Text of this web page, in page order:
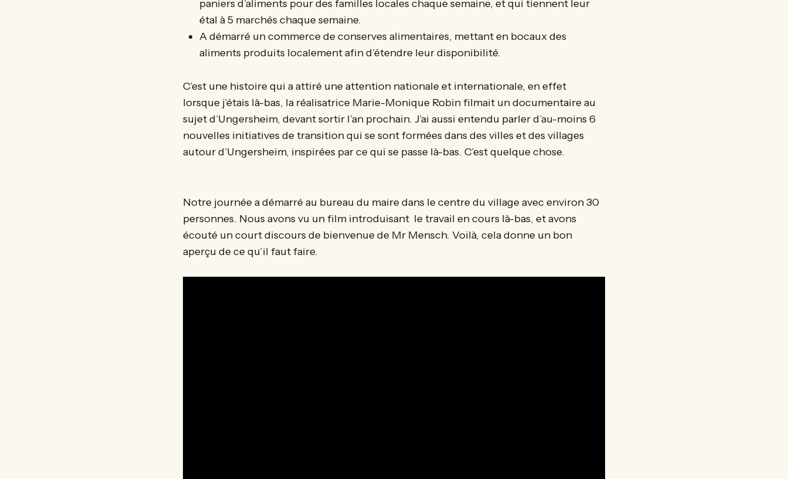
paniers d’aliments pour des familles locales chaque semaine, et qui tiennent leur
étal à 5 marchés chaque semaine.
A démarré un commerce de conserves alimentaires, mettant en bocaux des
aliments produits localement afin d’étendre leur disponibilité.
C’est une histoire qui a attiré une attention nationale et internationale, en effet
lorsque j’étais là-bas, la réalisatrice Marie-Monique Robin filmait un documentaire au
sujet d’Ungersheim, devant sortir l’an prochain. J’ai aussi entendu parler d’au-moins 6
nouvelles initiatives de transition qui se sont formées dans des villes et des villages
autour d’Ungersheim, inspirées par ce qui se passe là-bas. C’est quelque chose.
Notre journée a démarré au bureau du maire dans le centre du village avec environ 30
personnes. Nous avons vu un film introduisant le travail en cours là-bas, et avons
écouté un court discours de bienvenue de Mr Mensch. Voilà, cela donne un bon
aperçu de ce qu’il faut faire.